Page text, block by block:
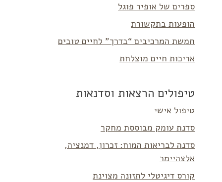
ספרים של אופיר פוגל
הופעות בתקשורת
חמשת המרכיבים “בדרך” לחיים טובים
אריכות חיים מוצלחת
טיפולים הרצאות וסדנאות
טיפול אישי
סדנת עומק מבוססת מחקר
סדנה לבריאות המוח: זכרון, דמנציה,
אלצהיימר
קורס דיגיטלי לתזונה מצוינת